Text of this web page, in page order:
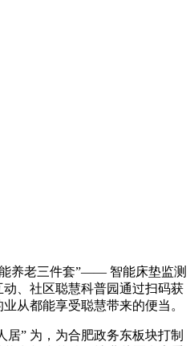
养老三件套”—— 智能床垫监测
、社区聪慧科普园通过扫码获
从都能享受聪慧带来的便当。
” 为，为合肥政务东板块打制